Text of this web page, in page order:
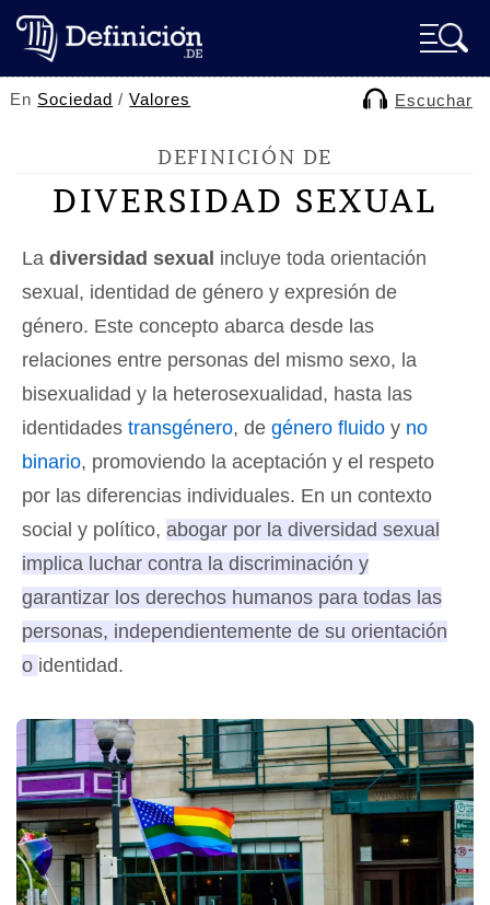
En Sociedad /Valores Escuchar
DEFINICIÓN DE
DIVERSIDAD SEXUAL
La diversidad sexual incluye toda orientación
sexual, identidad de género y expresión de
género. Este concepto abarca desde las
relaciones entre personas del mismo sexo, la
bisexualidad y la heterosexualidad, hasta las
identidades transgénero, de género fluido y no
binario, promoviendo la aceptación y el respeto
por las diferencias individuales. En un contexto
social y político, abogar por la diversidad sexual
implica luchar contra la discriminación y
garantizar los derechos humanos para todas las
personas, independientemente de su orientación
o identidad.